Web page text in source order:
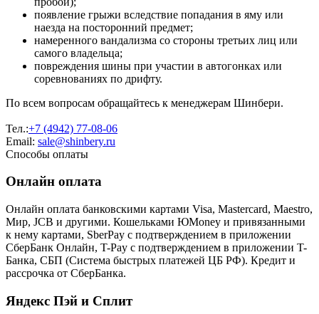
появление грыжи вследствие попадания в яму или
наезда на посторонний предмет;
намеренного вандализма со стороны третьих лиц или
самого владельца;
повреждения шины при участии в автогонках или
соревнованиях по дрифту.
По всем вопросам обращайтесь к менеджерам Шинбери.
Тел.:+7 (4942) 77-08-06
Email: sale@shinbery.ru
Способы оплаты
Онлайн оплата
Онлайн оплата банковскими картами Visa, Mastercard, Maestro,
Мир, JCB и другими. Кошельками ЮMoney и привязанными
к нему картами, SberPay с подтверждением в приложении
СберБанк Онлайн, T-Pay с подтверждением в приложении T-
Банка, СБП (Система быстрых платежей ЦБ РФ). Кредит и
рассрочка от СберБанка.
Яндекс Пэй и Сплит